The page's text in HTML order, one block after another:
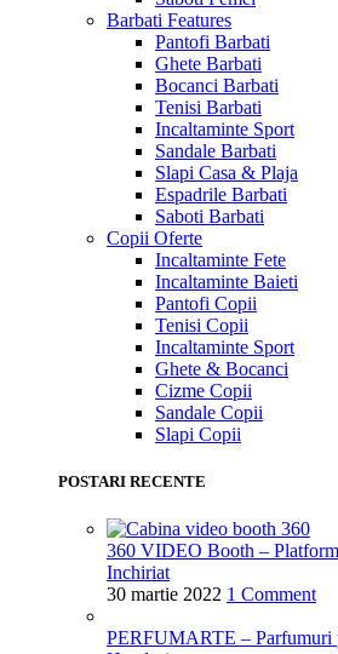
Barbati Features
Pantofi Barbati
Ghete Barbati
Bocanci Barbati
Tenisi Barbati
Incaltaminte Sport
Sandale Barbati
Slapi Casa & Plaja
Espadrile Barbati
Saboti Barbati
Copii Oferte
Incaltaminte Fete
Incaltaminte Baieti
Pantofi Copii
Tenisi Copii
Incaltaminte Sport
Ghete & Bocanci
Cizme Copii
Sandale Copii
Slapi Copii
POSTARI RECENTE
360 VIDEO Booth –
Inchiriat
30 martie 2022 1 Comment
PERFUMARTE – Parfumuri